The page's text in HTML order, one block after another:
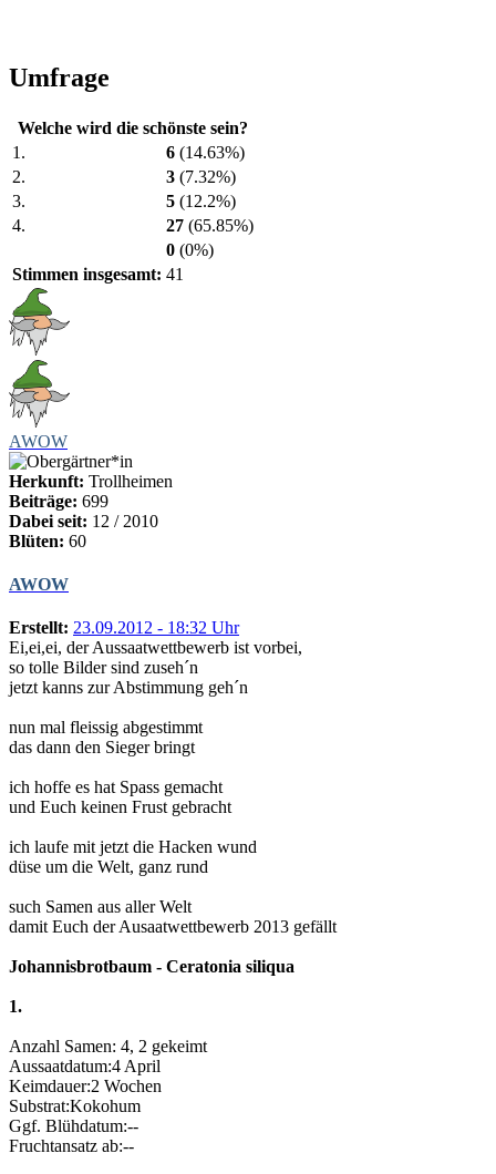
Umfrage
Welche wird die schönste sein?
1.
6 (14.63%)
2.
3 (7.32%)
3.
5 (12.2%)
4.
27 (65.85%)
0 (0%)
Stimmen insgesamt: 41
AWOW
Herkunft: Trollheimen
Beiträge: 699
Dabei seit: 12 / 2010
Blüten: 60
AWOW
Erstellt: 23.09.2012 - 18:32 Uhr
Ei,ei,ei, der Aussaatwettbewerb ist vorbei,
so tolle Bilder sind zuseh´n
jetzt kanns zur Abstimmung geh´n
nun mal fleissig abgestimmt
das dann den Sieger bringt
ich hoffe es hat Spass gemacht
und Euch keinen Frust gebracht
ich laufe mit jetzt die Hacken wund
düse um die Welt, ganz rund
such Samen aus aller Welt
damit Euch der Ausaatwettbewerb 2013 gefällt
Johannisbrotbaum - Ceratonia siliqua
1.
Anzahl Samen: 4, 2 gekeimt
Aussaatdatum:4 April
Keimdauer:2 Wochen
Substrat:Kokohum
Ggf. Blühdatum:--
Fruchtansatz ab:--